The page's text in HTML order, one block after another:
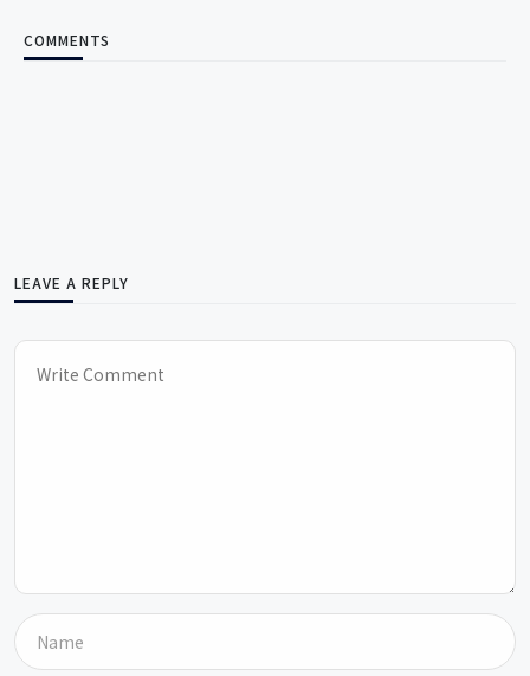
COMMENTS
LEAVE A REPLY